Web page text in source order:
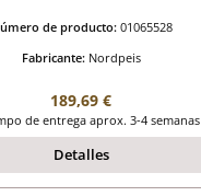
de producto: 01065528
Fabricante: Nordpeis
Precio normal:
189,69 €
de entrega aprox. 3-4 semanas
Detalles